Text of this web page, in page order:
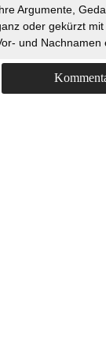
Argumente,
oder gekürzt
und Nachnamen